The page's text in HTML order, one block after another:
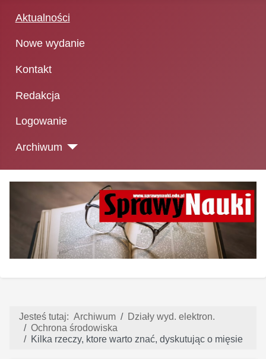
Aktualności
Nowe wydanie
Kontakt
Redakcja
Logowanie
Archiwum
Jesteś tutaj: Archiwum
Działy wyd. elektron.
Ochrona środowiska
Kilka rzeczy, ktore warto znać, dyskutując o mięsie